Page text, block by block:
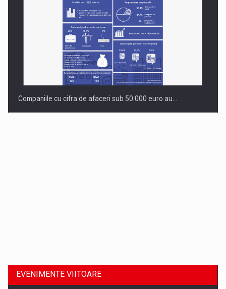
Companiile cu cifra de afaceri sub 50.000 euro au…
EVENIMENTE VIITOARE